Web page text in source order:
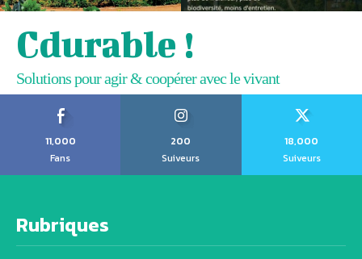
Cdurable !
Solutions pour agir & coopérer avec le vivant
11,000
Fans
200
Suiveurs
18,000
Suiveurs
Rubriques